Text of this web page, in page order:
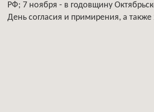
РФ; 7 ноября - в годовщину
День согласия и примирения, а также